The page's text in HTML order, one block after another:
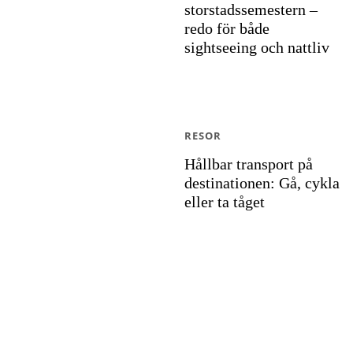
storstadssemestern –
redo för både
sightseeing och nattliv
Hållbar transport på
destinationen: Gå, cykla
eller ta tåget
RESOR